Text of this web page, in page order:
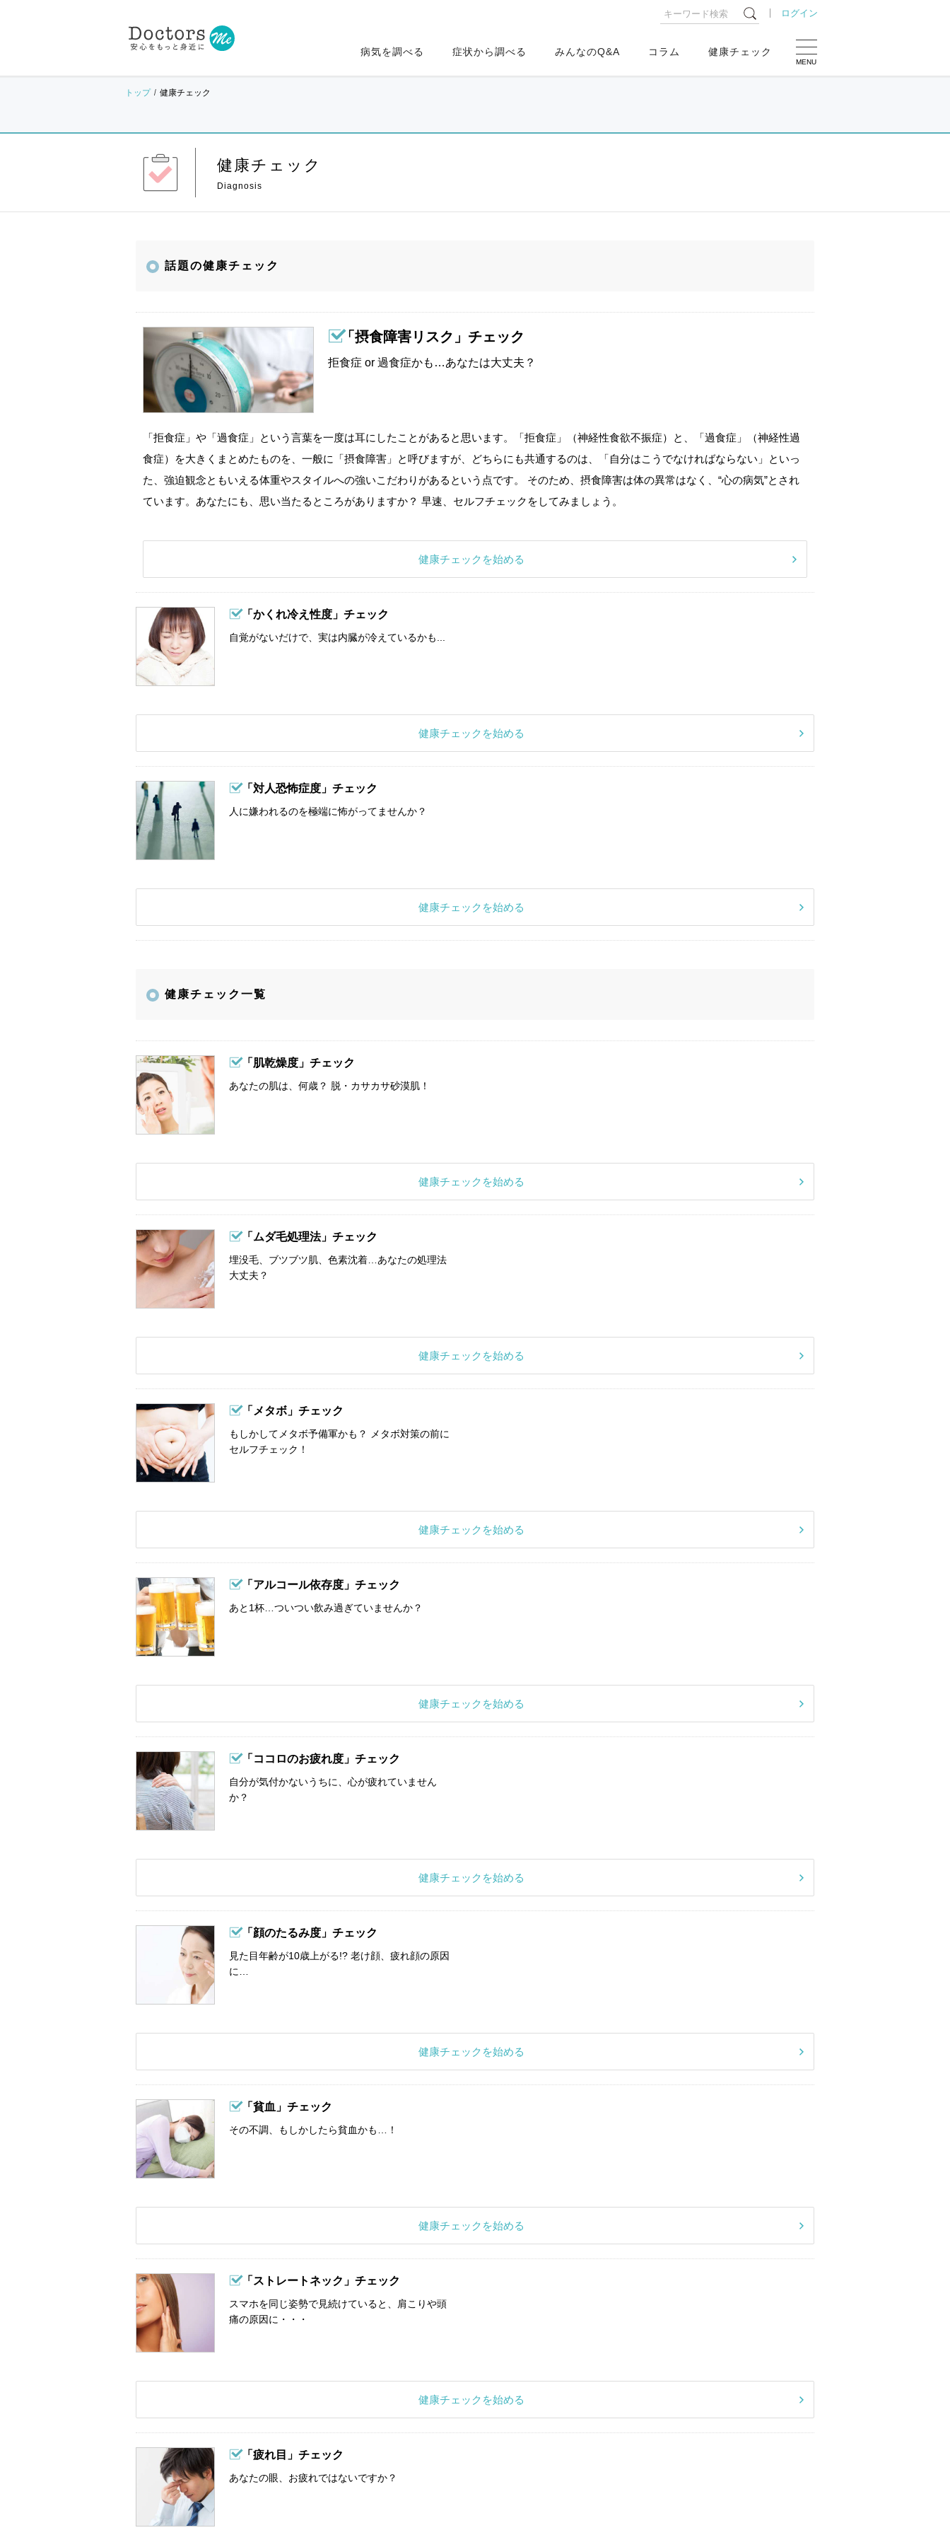
ログイン
MENU
病気を調べる 症状から調べる みんなのQ&A コラム 健康チェック
トップ 健康チェック
健康チェック
話題の健康チェック
「摂食障害リスク」チェック
拒食症 or 過食症かも…あなたは大丈夫？
「拒食症」や「過食症」という言葉を一度は耳にしたことがあると思います。「拒食症」（神経性食欲不振症）と、「過食症」（神経性過
食症）を大きくまとめたものを、一般に「摂食障害」と呼びますが、どちらにも共通するのは、「自分はこうでなければならない」といっ
た、強迫観念ともいえる体重やスタイルへの強いこだわりがあるという点です。 そのため、摂食障害は体の異常はなく、“心の病気”とされ
ています。あなたにも、思い当たるところがありますか？ 早速、セルフチェックをしてみましょう。
健康チェックを始める
「かくれ冷え性度」チェック
自覚がないだけで、実は内臓が冷えているかも...
健康チェックを始める
「対人恐怖症度」チェック
人に嫌われるのを極端に怖がってませんか？
健康チェックを始める
健康チェック一覧
「肌乾燥度」チェック
あなたの肌は、何歳？ 脱・カサカサ砂漠肌！
健康チェックを始める
「ムダ毛処理法」チェック
埋没毛、ブツブツ肌、色素沈着…あなたの処理法
大丈夫？
健康チェックを始める
「メタボ」チェック
もしかしてメタボ予備軍かも？ メタボ対策の前に
セルフチェック！
健康チェックを始める
「アルコール依存度」チェック
あと1杯…ついつい飲み過ぎていませんか？
健康チェックを始める
「ココロのお疲れ度」チェック
自分が気付かないうちに、心が疲れていません
か？
健康チェックを始める
「顔のたるみ度」チェック
見た目年齢が10歳上がる!? 老け顔、疲れ顔の原因
に…
健康チェックを始める
「貧血」チェック
その不調、もしかしたら貧血かも…！
健康チェックを始める
「ストレートネック」チェック
スマホを同じ姿勢で見続けていると、肩こりや頭
痛の原因に・・・
健康チェックを始める
「疲れ目」チェック
あなたの眼、お疲れではないですか？